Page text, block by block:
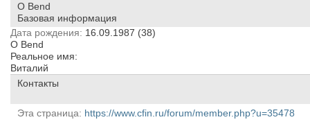
О Bend
Базовая информация
Дата рождения
16.09.1987 (38)
О Bend
Реальное имя:
Виталий
Контакты
Эта страница
https://www.cfin.ru/forum/member.php?u=35478